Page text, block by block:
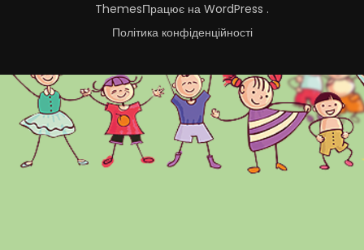
ThemesПрацює на WordPress .
Політика конфіденційності